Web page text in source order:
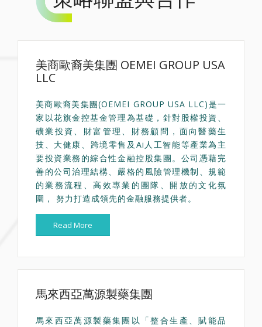
美商歐裔美集團 OEMEI GROUP USA
LLC
美商歐裔美集團(OEMEI GROUP USA LLC)是一
家以花旗金控基金管理為基礎，針對股權投資、
礦業投資、財富管理、財務顧問，面向醫藥生
技、大健康、跨境零售及Ai人工智能等產業為主
要投資業務的綜合性金融控股集團。公司憑藉完
善的公司治理結構、嚴格的風險管理機制、規範
的業務流程、高效專業的團隊、開放的文化氛
圍， 努力打造成領先的金融服務提供者。
Read More
馬來西亞萬源製藥集團
馬來西亞萬源製藥集團以「整合生產、賦能品